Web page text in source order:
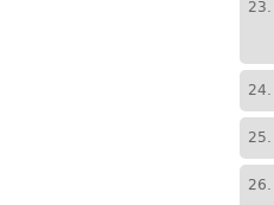
23.
24.
25.
26.